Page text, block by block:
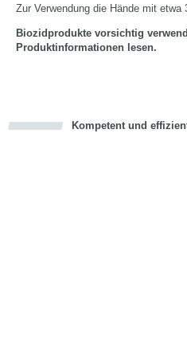
Zur Verwendung die Hände mit
Biozidprodukte vorsichtig
Produktinformationen lesen.
Kompetent und